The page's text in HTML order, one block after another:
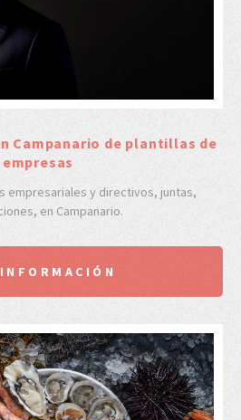
Campanario de plantillas de
empresas
empresariales y directivos, juntas,
en Campanario.